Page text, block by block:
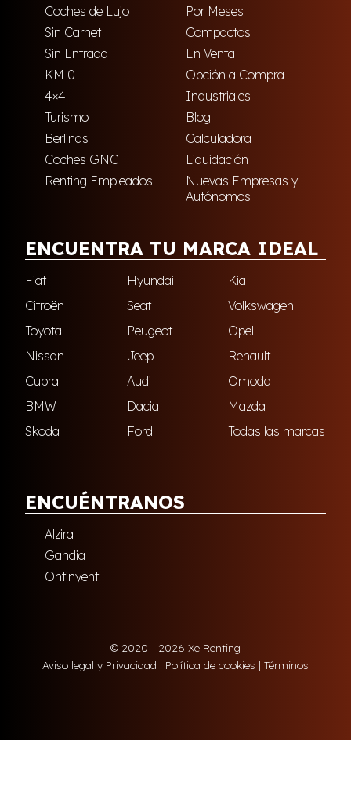
Coches de Lujo
Por Meses
Sin Carnet
Compactos
Sin Entrada
En Venta
KM 0
Opción a Compra
4×4
Industriales
Turismo
Blog
Berlinas
Calculadora
Coches GNC
Liquidación
Renting Empleados
Nuevas Empresas y
Autónomos
ENCUENTRA TU MARCA IDEAL
Fiat Hyundai
Kia
Citroën
Seat
Volkswagen
Toyota
Peugeot
Opel
Nissan
Jeep
Renault
Cupra
Audi
Omoda
BMW
Dacia
Mazda
Skoda
Ford Todas las marcas
ENCUÉNTRANOS
Alzira
Gandia
Ontinyent
© 2020 - 2026 Xe Renting
Aviso legal y Privacidad | Política de cookies | Términos